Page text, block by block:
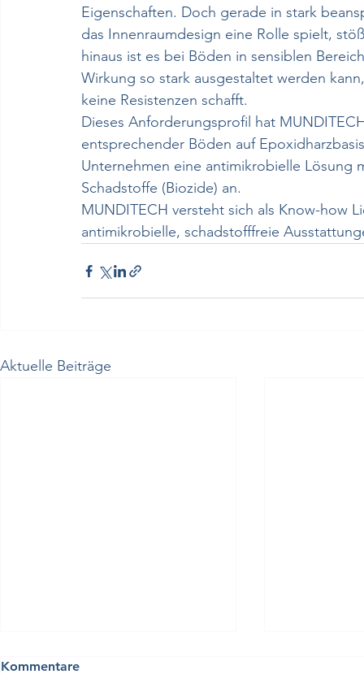
Eigenschaften. Doch gerade in stark
das Innenraumdesign eine Rolle spielt,
hinaus ist es bei Böden in sensiblen
Wirkung so stark ausgestaltet werden
keine Resistenzen schafft.
Dieses Anforderungsprofil hat
entsprechender Böden auf
Unternehmen eine antimikrobielle
Schadstoffe (Biozide) an.
MUNDITECH versteht sich als Know-how
antimikrobielle, schadstofffreie
Aktuelle Beiträge
Kommentare